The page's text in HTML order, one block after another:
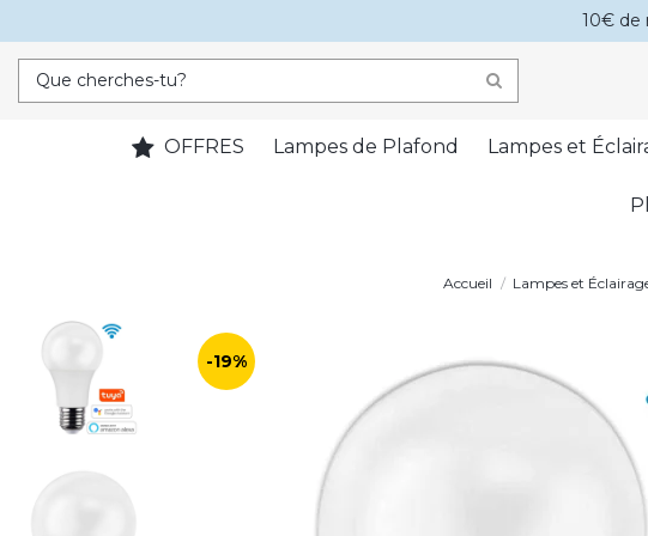
10€ de
OFFRES Lampes de Plafond Lampes et
Accueil Lampes et
-19%